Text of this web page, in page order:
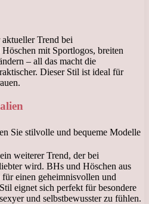
Trend bei
mit Sportlogos, breiten
– all das macht die
Dieser Stil ist ideal für
weiterer Trend, der bei
wird. BHs und Höschen aus
einen geheimnisvollen und
eignet sich perfekt für besondere
und selbstbewusster zu fühlen.